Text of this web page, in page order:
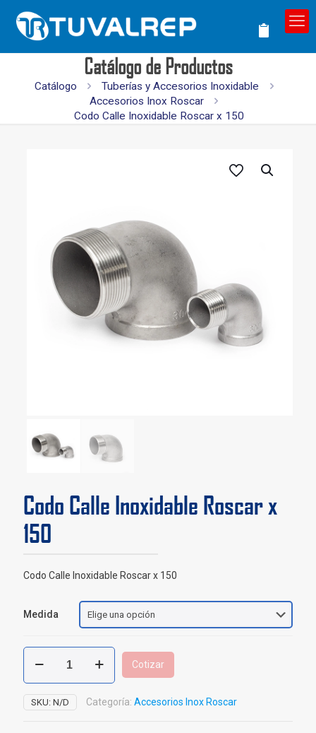
Catálogo de Productos
Catálogo
Tuberías y Accesorios Inoxidable
Accesorios Inox Roscar
Codo Calle Inoxidable Roscar x 150
Codo Calle Inoxidable Roscar x
150
Codo Calle Inoxidable Roscar x 150
Medida
Codo
Calle
Inoxidable
Roscar
x
Cotizar
SKU: N/D Categoría: Accesorios Inox Roscar